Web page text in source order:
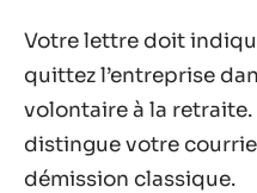
Votre lettre doit
quittez l’entreprise
volontaire à la
distingue votre
démission classique.